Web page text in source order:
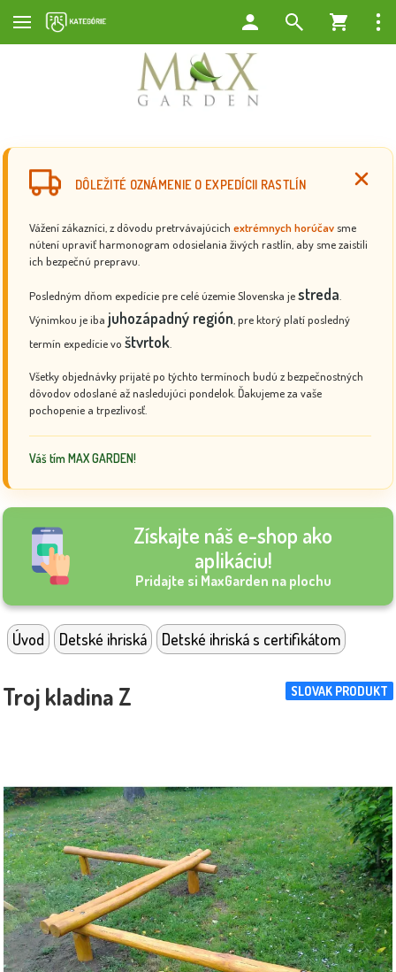
DÔLEŽITÉ OZNÁMENIE O EXPEDÍCII RASTLÍN
Vážení zákazníci, z dôvodu pretrvávajúcich extrémnych horúčav sme
nútení upraviť harmonogram odosielania živých rastlín, aby sme zaistili
ich bezpečnú prepravu.
Posledným dňom expedície pre celé územie Slovenska jestreda
Výnimkou je iba juhozápadný región , pre ktorý platí posledný
termín expedície vo štvrtok
Všetky objednávky prijaté po týchto termínoch budú z bezpečnostných
dôvodov odoslané až nasledujúci pondelok. Ďakujeme za vaše
pochopenie a trpezlivosť.
Váš tím MAX GARDEN!
Získajte náš e-shop ako
aplikáciu!
Pridajte si MaxGarden na plochu
Úvod Detské ihriská Detské ihriská s certifikátom
SLOVAK PRODUKT
Troj kladina Z